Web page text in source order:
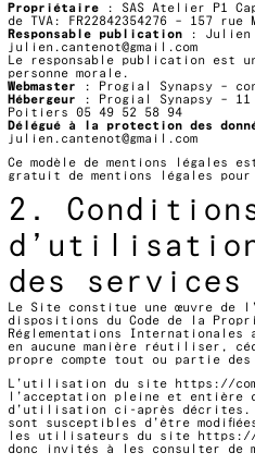
Propriétaire : SAS Atelier P1
de TVA: FR22842354276 – 157 rue
Responsable publication : Julien
julien.cantenot@gmail.com
Le responsable publication est
personne morale.
Webmaster : Progial Synapsy –
Hébergeur : Progial Synapsy – 11
Poitiers 05 49 52 58 94
Délégué à la protection des
julien.cantenot@gmail.com
Ce modèle de mentions légales
gratuit de mentions légales
2.
des services
Le Site constitue une œuvre de
dispositions du Code de la
Réglementations
en aucune manière réutiliser,
propre compte tout ou partie
L’utilisation du site
https://
l’acceptation pleine et entière
d’utilisation ci-après décrites.
sont susceptibles d’être
les utilisateurs du site
https://
donc invités à les consulter de